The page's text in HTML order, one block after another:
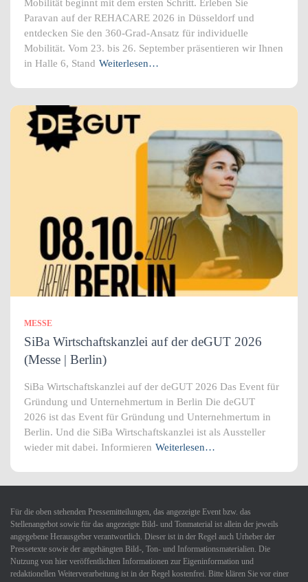
Mobilität beginnt mit dem ersten Schritt. Erleben Sie
Paravan auf der REHACARE 2026 in Düsseldorf und
entdecken Sie den 360-Grad-Ansatz für individuelle
Mobilität. Vom 23. bis 26. September präsentieren wir Ihnen
in Halle 6, Stand Weiterlesen…
MESSE
SiBa Wirtschaftskanzlei auf der deGUT 2026
(Messe | Berlin)
SiBa Wirtschaftskanzlei auf der deGUT 2026 Das Event für
Gründung und Unternehmertum in Berlin Die deGUT
2026 ist das Event für Gründung und Unternehmertum in
Berlin. Und die SiBa Wirtschaftskanzlei ist als Aussteller
wieder mit dabei. Informieren Weiterlesen…
Für die oben stehenden Pressemitteilungen, das angezeigte Event bzw. das
Stellenangebot sowie für das angezeigte Bild- und Tonmaterial ist allein der jeweils
angegebene Herausgeber verantwortlich. Dieser ist in der Regel auch Urheber der
Pressetexte sowie der angehängten Bild-, Ton- und Informationsmaterialien. Die
Nutzung von hier veröffentlichten Informationen zur Eigeninformation und
redaktionellen Weiterverarbeitung ist in der Regel kostenfrei. Bitte klären Sie vor einer